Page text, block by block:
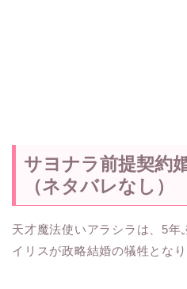
サヨナラ前提契約
（ネタバレなし）
天才魔法使いアラシラは、5年
イリスが政略結婚の犠牲とな